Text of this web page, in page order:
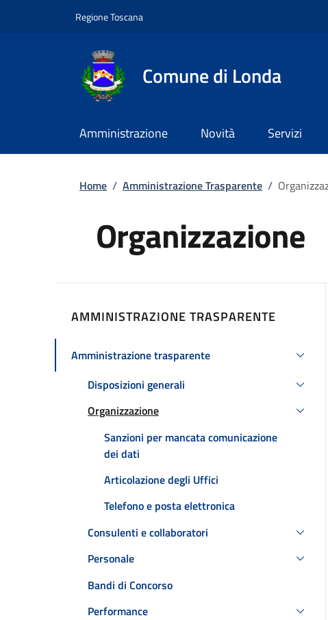
Regione ToscanaSlim top
Comune di Londa
Amministrazione Novità Servizi
Briciole di pane
Home / Amministrazione Trasparente /
Organizzazione
AMMINISTRAZIONE TRASPARENTE
Amministrazione trasparente
Attivo
Disposizioni generali
Organizzazione
Attivo
Sanzioni per mancata comunicazione
dei dati
Articolazione degli Uffici
Telefono e posta elettronica
Consulenti e collaboratori
Personale
Bandi di Concorso
Performance